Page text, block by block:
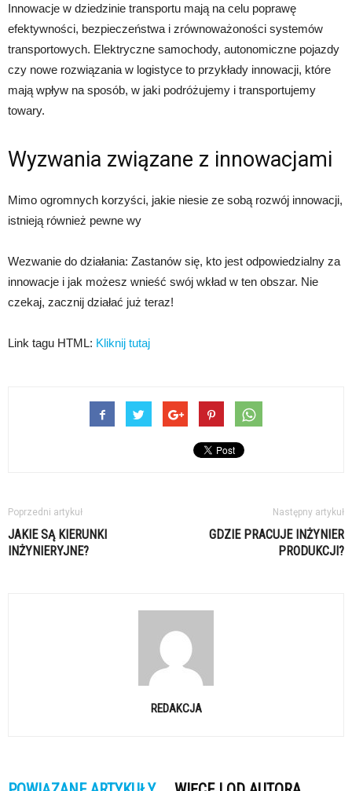
Innowacje w dziedzinie transportu mają na celu poprawę
efektywności, bezpieczeństwa i zrównoważoności systemów
transportowych. Elektryczne samochody, autonomiczne pojazdy
czy nowe rozwiązania w logistyce to przykłady innowacji, które
mają wpływ na sposób, w jaki podróżujemy i transportujemy
towary.
Wyzwania związane z innowacjami
Mimo ogromnych korzyści, jakie niesie ze sobą rozwój innowacji,
istnieją również pewne wy
Wezwanie do działania: Zastanów się, kto jest odpowiedzialny za
innowacje i jak możesz wnieść swój wkład w ten obszar. Nie
czekaj, zacznij działać już teraz!
Link tagu HTML: Kliknij tutaj
Poprzedni artykuł
JAKIE SĄ KIERUNKI
INŻYNIERYJNE?
Następny artykuł
GDZIE PRACUJE INŻYNIER
PRODUKCJI?
REDAKCJA